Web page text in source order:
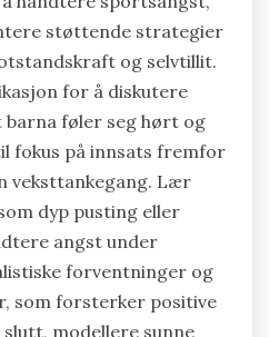
støttende strategier
og selvtillit.
for å diskutere
føler seg hørt og
fokus på innsats fremfor
veksttankegang. Lær
dyp pusting eller
angst under
forventninger og
som forsterker positive
modellere sunne